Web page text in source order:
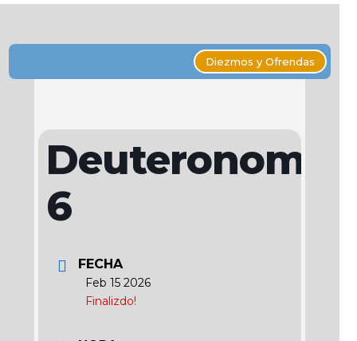
Diezmos y Ofrendas
Deuteronomio
6
FECHA
Feb 15 2026
Finalizdo!